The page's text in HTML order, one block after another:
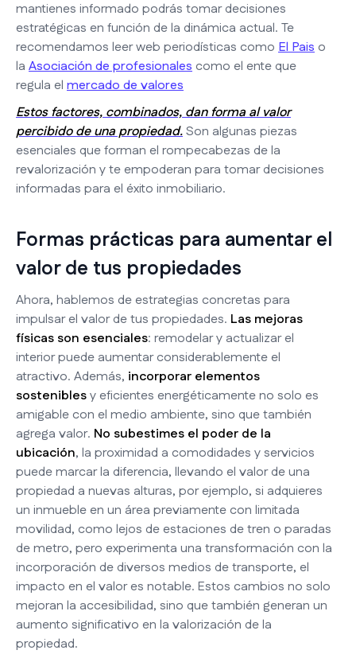
mantienes informado podrás tomar decisiones
estratégicas en función de la dinámica actual. Te
recomendamos leer web periodísticas como El Pais o
la Asociación de profesionales como el ente que
regula el mercado de valores
Estos factores, combinados, dan forma al valor
percibido de una propiedad.Son algunas piezas
esenciales que forman el rompecabezas de la
revalorización y te empoderan para tomar decisiones
informadas para el éxito inmobiliario.
Formas prácticas para aumentar el
valor de tus propiedades
Ahora, hablemos de estrategias concretas para
impulsar el valor de tus propiedades. Las mejoras
físicas son esenciales: remodelar y actualizar el
interior puede aumentar considerablemente el
atractivo. Además, incorporar elementos
sosteniblesy eficientes energéticamente no solo es
amigable con el medio ambiente, sino que también
agrega valor. No subestimes el poder de la
ubicación, la proximidad a comodidades y servicios
puede marcar la diferencia, llevando el valor de una
propiedad a nuevas alturas, por ejemplo, si adquieres
un inmueble en un área previamente con limitada
movilidad, como lejos de estaciones de tren o paradas
de metro, pero experimenta una transformación con la
incorporación de diversos medios de transporte, el
impacto en el valor es notable. Estos cambios no solo
mejoran la accesibilidad, sino que también generan un
aumento significativo en la valorización de la
propiedad.